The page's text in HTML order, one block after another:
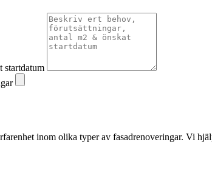
startdatum
inom olika typer av fasadrenoveringar. Vi